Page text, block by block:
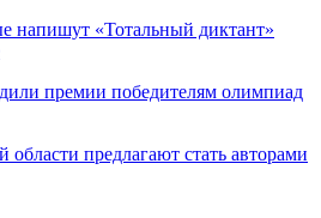
напишут «Тотальный диктант»
премии победителям олимпиад
предлагают стать авторами